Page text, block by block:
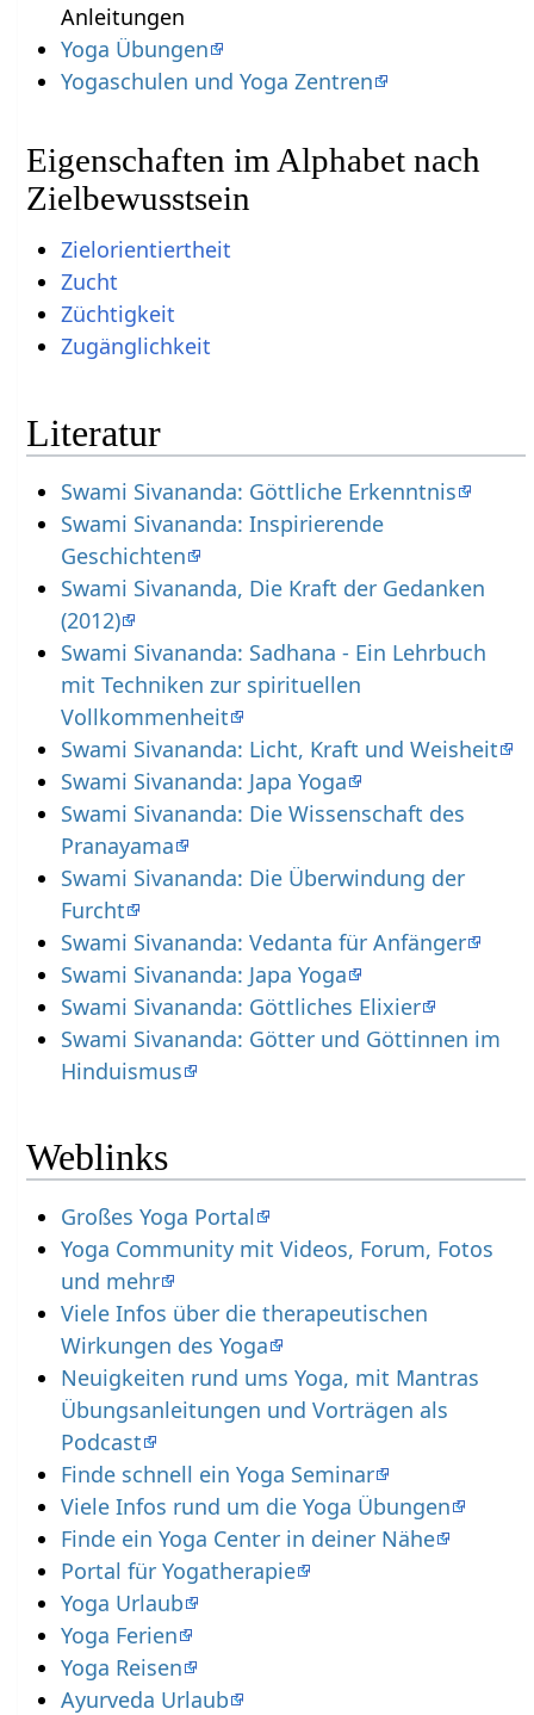
Anleitungen
Yoga Übungen
Yogaschulen und Yoga Zentren
Eigenschaften im Alphabet nach
Zielbewusstsein
Zielorientiertheit
Zucht
Züchtigkeit
Zugänglichkeit
Literatur
Swami Sivananda: Göttliche Erkenntnis
Swami Sivananda: Inspirierende
Geschichten
Swami Sivananda, Die Kraft der Gedanken
(2012)
Swami Sivananda: Sadhana - Ein Lehrbuch
mit Techniken zur spirituellen
Vollkommenheit
Swami Sivananda: Licht, Kraft und Weisheit
Swami Sivananda: Japa Yoga
Swami Sivananda: Die Wissenschaft des
Pranayama
Swami Sivananda: Die Überwindung der
Furcht
Swami Sivananda: Vedanta für Anfänger
Swami Sivananda: Japa Yoga
Swami Sivananda: Göttliches Elixier
Swami Sivananda: Götter und Göttinnen im
Hinduismus
Weblinks
Großes Yoga Portal
Yoga Community mit Videos, Forum, Fotos
und mehr
Viele Infos über die therapeutischen
Wirkungen des Yoga
Neuigkeiten rund ums Yoga, mit Mantras
Übungsanleitungen und Vorträgen als
Podcast
Finde schnell ein Yoga Seminar
Viele Infos rund um die Yoga Übungen
Finde ein Yoga Center in deiner Nähe
Portal für Yogatherapie
Yoga Urlaub
Yoga Ferien
Yoga Reisen
Ayurveda Urlaub